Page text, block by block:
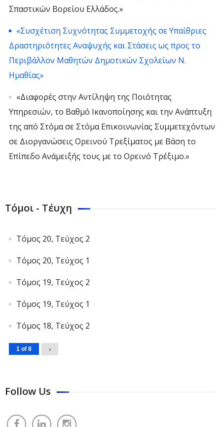
Σπαστικών Βορείου Ελλάδος.»
«Συσχέτιση Συχνότητας Συμμετοχής σε Υπαίθριες
Δραστηριότητες Αναψυχής και Στάσεις ως προς το
Περιβάλλον Μαθητών Δημοτικών Σχολείων Ν.
Ημαθίας»
«Διαφορές στην Αντίληψη της Ποιότητας
Υπηρεσιών, το Βαθμό Ικανοποίησης και την Ανάπτυξη
της από Στόμα σε Στόμα Επικοινωνίας Συμμετεχόντων
σε Διοργανώσεις Ορεινού Τρεξίματος με Βάση το
Επίπεδο Ανάμειξής τους με το Ορεινό Τρέξιμο.»
Τόμοι - Τέυχη
Τόμος 20, Τεύχος 2
Τόμος 20, Τεύχος 1
Τόμος 19, Τεύχος 2
Τόμος 19, Τεύχος 1
Τόμος 18, Τεύχος 2
1 of 8 ›
Follow Us